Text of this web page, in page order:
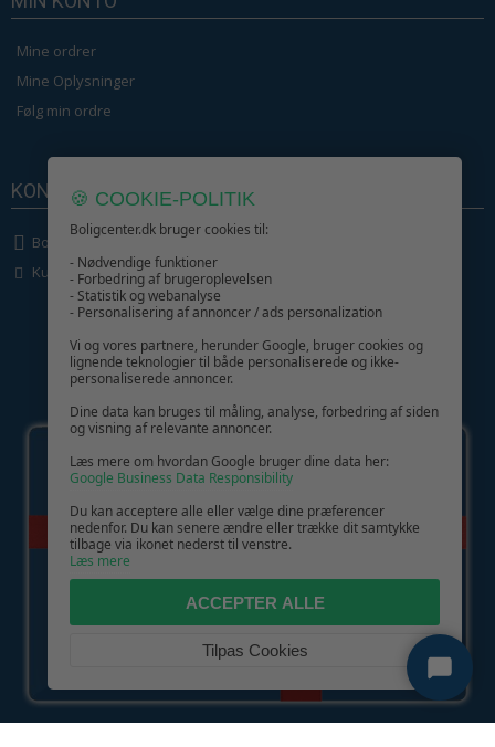
Mine ordrer
Mine Oplysninger
Følg min ordre
KONTAKT OS
Boligcenter.dk
Kundeservice
GIV GLÆDE MED ET GAVEKORT!
🍪 COOKIE-POLITIK
Boligcenter.dk bruger cookies til:
- Nødvendige funktioner
- Forbedring af brugeroplevelsen
- Statistik og webanalyse
- Personalisering af annoncer / ads personalization
Vi og vores partnere, herunder Google, bruger cookies og
lignende teknologier til både personaliserede og ikke-
personaliserede annoncer.
Dine data kan bruges til måling, analyse, forbedring af siden
og visning af relevante annoncer.
Læs mere om hvordan Google bruger dine data her:
Google Business Data Responsibility
Du kan acceptere alle eller vælge dine præferencer
nedenfor. Du kan senere ændre eller trække dit samtykke
tilbage via ikonet nederst til venstre.
Læs mere
ACCEPTER ALLE
Tilpas Cookies